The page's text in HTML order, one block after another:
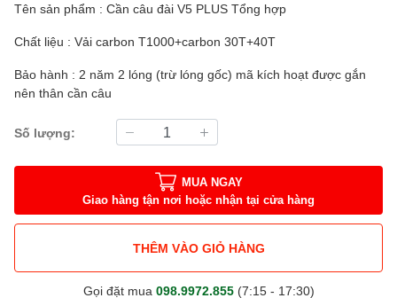
Tên sản phẩm : Cần câu đài V5 PLUS Tổng hợp
Chất liệu : Vải carbon T1000+carbon 30T+40T
Bảo hành : 2 năm 2 lóng (trừ lóng gốc) mã kích hoạt được gắn
nên thân cần câu
Số lượng:
MUA NGAY
Giao hàng tận nơi hoặc nhận tại cửa hàng
THÊM VÀO GIỎ HÀNG
Gọi đặt mua 098.9972.855(7:15 - 17:30)